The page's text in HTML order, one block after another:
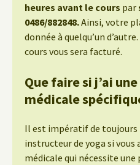
heures avant le cours par
0486/882848.Ainsi, votre
donnée à quelqu’un
cours vous sera facturé.
Que faire si j’ai
médicale
Il est impératif de
instructeur de yoga si vous
médicale qui nécessite une